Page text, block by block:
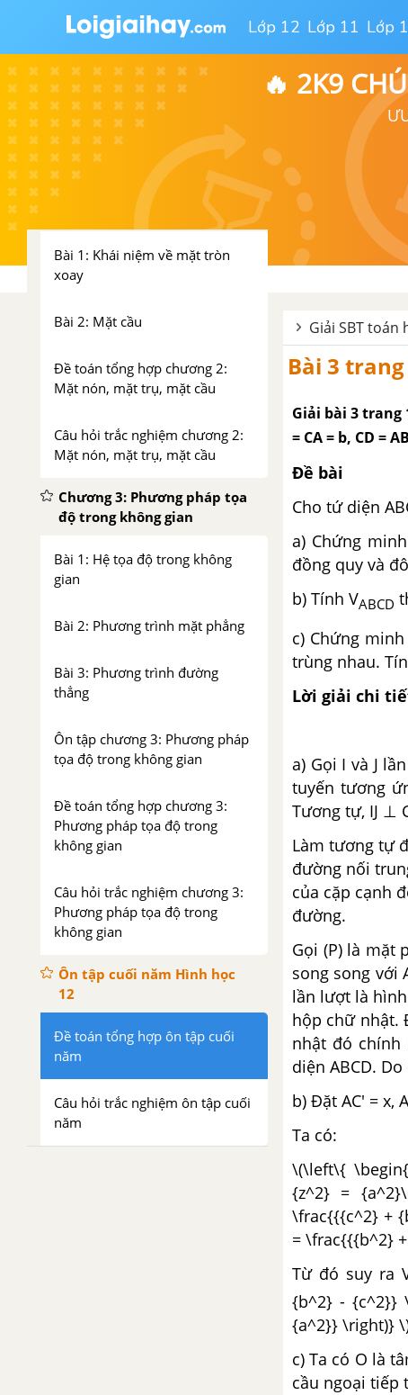
Lớp 12 Lớp 11 Lớp
🔥 2K9
Ôn tập chương 1: Khối đa diện
Đề toán tổng hợp chương 1:
Khối đa diện
Câu hỏi trắc nghiệm chương 1:
Khối đa diện
Chương 2: Mặt nón, mặt trụ,
Bài 1: Khái niệm về mặt tròn
xoay
Bài 2: Mặt cầu
Đề toán tổng hợp chương 2:
Mặt nón, mặt trụ, mặt cầu
Câu hỏi trắc nghiệm chương 2:
Mặt nón, mặt trụ, mặt cầu
Chương 3: Phương pháp tọa
độ trong không gian
Bài 1: Hệ tọa độ trong không
gian
Bài 2: Phương trình mặt phẳng
Bài 3: Phương trình đường
thẳng
Ôn tập chương 3: Phương pháp
tọa độ trong không gian
Đề toán tổng hợp chương 3:
Phương pháp tọa độ trong
không gian
Câu hỏi trắc nghiệm chương 3:
Phương pháp tọa độ trong
không gian
Ôn tập cuối năm Hình học
12
Đề toán tổng hợp ôn tập cuối
năm
Câu hỏi trắc nghiệm ôn tập cuối
năm
Giải SBT toán
Bài 3 trang
Giải bài 3 trang
= CA = b, CD =
Đề bài
Cho tứ diện
a) Chứng
đồng quy và
b) Tính VABCD
c) Chứng
trùng nhau.
Lời giải chi
a) Gọi I và J
tuyến tương
Tương tự, IJ ⊥
Làm tương tự
đường nối
của cặp cạnh
đường.
Gọi (P) là mặt
song song với
lần lượt là hình
hộp chữ nhật.
nhật đó chính
diện ABCD.
b) Đặt AC' = x,
Ta có:
\(\left\{
{z^2} =
\frac{{{c^2} +
= \frac{{{b^2}
Từ đó suy ra
{b^2} - {c^2}}
{a^2}} \right)}
c) Ta có O là
cầu ngoại tiếp